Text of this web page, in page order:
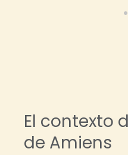
El contexto
de Amiens